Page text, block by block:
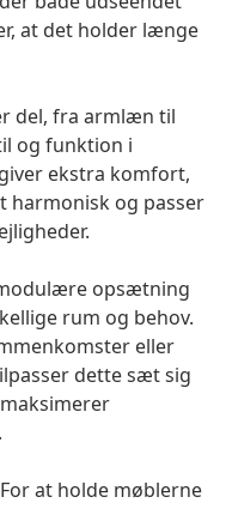
at det holder længe
del, fra armlæn til
og funktion i
ekstra komfort,
harmonisk og passer
opsætning
rum og behov.
eller
dette sæt sig
For at holde møblerne